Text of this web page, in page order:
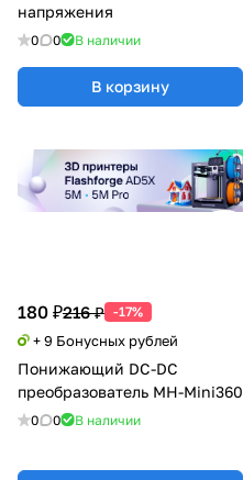
напряжения
0 0 В наличии
В корзину
180 ₽216 ₽ -17%
+ 9 Бонусных рублей
Понижающий DC-DC
преобразователь MH-Mini360
0 0 В наличии